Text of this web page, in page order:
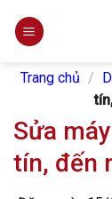
Trang chủ /
Sửa
tín, đến